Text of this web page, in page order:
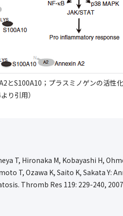
とS100A10；プラスミノゲンの活
り引用）
T, Hironaka M, Kobayashi H,
T, Ozawa K, Saito K, Sakata Y:
Thromb Res 119: 229-240,